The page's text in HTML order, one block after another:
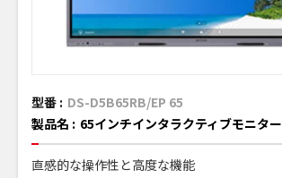
型番 : DS-D5B65RB/EP 65
製品名 : 65インチインタラクティブモニター
直感的な操作性と高度な機能